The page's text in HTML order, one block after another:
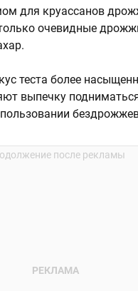
для круассанов
очевидные
теста более
выпечку